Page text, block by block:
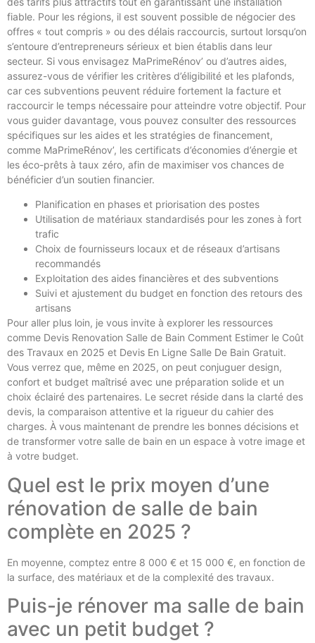
fiable. Pour les régions, il est souvent possible de négocier des
offres « tout compris » ou des délais raccourcis, surtout lorsqu’on
s’entoure d’entrepreneurs sérieux et bien établis dans leur
secteur. Si vous envisagez MaPrimeRénov’ ou d’autres aides,
assurez-vous de vérifier les critères d’éligibilité et les plafonds,
car ces subventions peuvent réduire fortement la facture et
raccourcir le temps nécessaire pour atteindre votre objectif. Pour
vous guider davantage, vous pouvez consulter des ressources
spécifiques sur les aides et les stratégies de financement,
comme MaPrimeRénov’, les certificats d’économies d’énergie et
les éco-prêts à taux zéro, afin de maximiser vos chances de
bénéficier d’un soutien financier.
Planification en phases et priorisation des postes
Utilisation de matériaux standardisés pour les zones à fort
trafic
Choix de fournisseurs locaux et de réseaux d’artisans
recommandés
Exploitation des aides financières et des subventions
Suivi et ajustement du budget en fonction des retours des
artisans
Pour aller plus loin, je vous invite à explorer les ressources
comme Devis Renovation Salle de Bain Comment Estimer le Coût
des Travaux en 2025 et Devis En Ligne Salle De Bain Gratuit.
Vous verrez que, même en 2025, on peut conjuguer design,
confort et budget maîtrisé avec une préparation solide et un
choix éclairé des partenaires. Le secret réside dans la clarté des
devis, la comparaison attentive et la rigueur du cahier des
charges. À vous maintenant de prendre les bonnes décisions et
de transformer votre salle de bain en un espace à votre image et
à votre budget.
Quel est le prix moyen d’une
rénovation de salle de bain
complète en 2025 ?
En moyenne, comptez entre 8 000 € et 15 000 €, en fonction de
la surface, des matériaux et de la complexité des travaux.
Puis-je rénover ma salle de bain
avec un petit budget ?